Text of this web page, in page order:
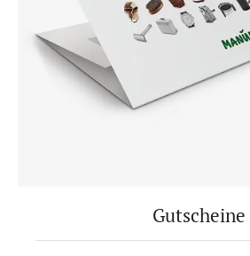
Gutscheine